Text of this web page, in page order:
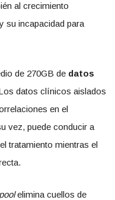
al crecimiento
su incapacidad para
de 270GB de datos
datos clínicos aislados
en el
vez, puede conducir a
tratamiento mientras el
poolelimina cuellos de